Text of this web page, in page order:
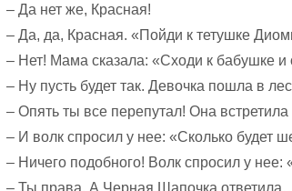
– Да нет же, Красная!
– Да, да, Красная. «Пойди к тетушке
– Нет! Мама сказала: «Сходи к бабушке
– Ну пусть будет так. Девочка пошла в
– Опять ты все перепутал! Она
– И волк спросил у нее: «Сколько будет
– Ничего подобного! Волк спросил у нее:
– Ты права. А Черная Шапочка